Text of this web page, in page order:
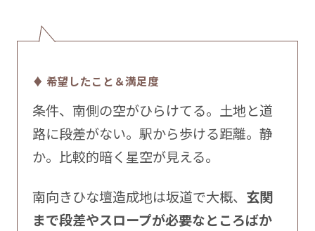
♦ 希望したこと＆満足度
条件、南側の空がひらけてる。土地と道
路に段差がない。駅から歩ける距離。静
か。比較的暗く星空が見える。
南向きひな壇造成地は坂道で大概、 玄関
まで段差やスロープが必要なところばか